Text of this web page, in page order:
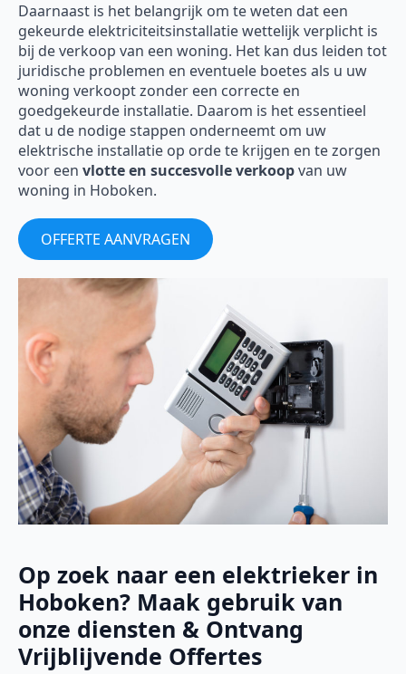
Daarnaast is het belangrijk om te weten dat een
gekeurde elektriciteitsinstallatie wettelijk verplicht is
bij de verkoop van een woning. Het kan dus leiden tot
juridische problemen en eventuele boetes als u uw
woning verkoopt zonder een correcte en
goedgekeurde installatie. Daarom is het essentieel
dat u de nodige stappen onderneemt om uw
elektrische installatie op orde te krijgen en te zorgen
voor een vlotte en succesvolle verkoopvan uw
woning in Hoboken.
OFFERTE AANVRAGEN
Op zoek naar een elektrieker in
Hoboken? Maak gebruik van
onze diensten & Ontvang
Vrijblijvende Offertes